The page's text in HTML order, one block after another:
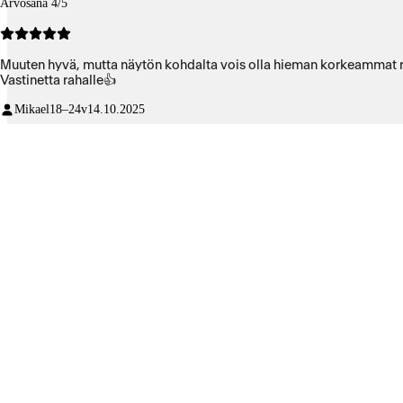
Arvosana 4/5
Muuten hyvä, mutta näytön kohdalta vois olla hieman korkeammat
Vastinetta rahalle👍
Mikael 18–24v14.10.2025